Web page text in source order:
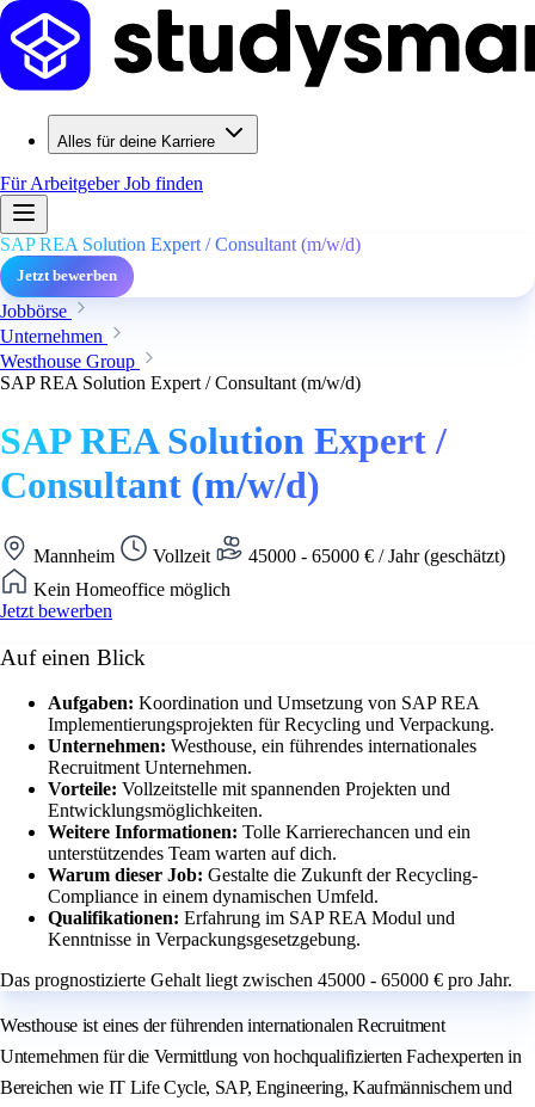
Alles für deine Karriere
Für ArbeitgeberJob finden
SAP REA Solution Expert / Consultant (m/w/d)
Jetzt bewerben
Jobbörse
Unternehmen
Westhouse Group
SAP REA Solution Expert / Consultant (m/w/d)
SAP REA Solution Expert /
Consultant (m/w/d)
Mannheim Vollzeit
45000 - 65000 € / Jahr (geschätzt)
Kein Homeoffice möglich
Jetzt bewerben
Auf einen Blick
Aufgaben: Koordination und Umsetzung von SAP REA
Implementierungsprojekten für Recycling und Verpackung.
Unternehmen: Westhouse, ein führendes internationales
Recruitment Unternehmen.
Vorteile: Vollzeitstelle mit spannenden Projekten und
Entwicklungsmöglichkeiten.
Weitere Informationen: Tolle Karrierechancen und ein
unterstützendes Team warten auf dich.
Warum dieser Job: Gestalte die Zukunft der Recycling-
Compliance in einem dynamischen Umfeld.
Qualifikationen: Erfahrung im SAP REA Modul und
Kenntnisse in Verpackungsgesetzgebung.
Das prognostizierte Gehalt liegt zwischen 45000 - 65000 € pro Jahr.
Westhouse ist eines der führenden internationalen Recruitment
Unternehmen für die Vermittlung von hochqualifizierten Fachexperten in
Bereichen wie IT Life Cycle, SAP, Engineering, Kaufmännischem und